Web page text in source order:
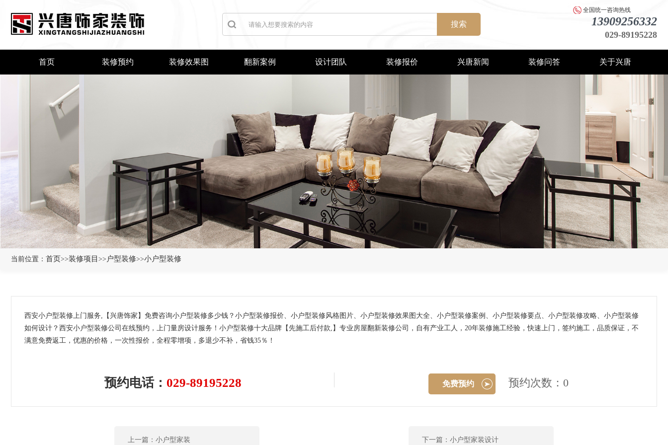
搜索
全国统一咨询热线
13909256332
029-89195228
首页 装修预约 装修效果图 翻新案例 设计团队 装修报价 兴唐新闻 装修问答 关于兴唐
当前位置： 首页>>装修项目 >> 户型装修>>小户型装修
西安小户型装修上门服务,【兴唐饰家】免费咨询小户型装修多少钱？小户型装修报价、小户型装修风格图片、小户型装修效果图大全、小户型装修案例、小户型装修要点、小户型装修攻略、小户型装修
如何设计？西安小户型装修公司在线预约，上门量房设计服务！小户型装修十大品牌【先施工后付款,】专业房屋翻新装修公司，自有产业工人，20年装修施工经验，快速上门，签约施工，品质保证，不
满意免费返工，优惠的价格，一次性报价，全程零增项，多退少不补，省钱35％！
预约电话： 029-89195228 免费预约 预约次数：0
上一篇：小户型家装 下一篇：小户型家装设计